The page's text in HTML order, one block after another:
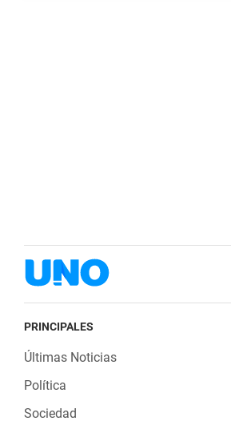
PRINCIPALES
Últimas Noticias
Política
Sociedad